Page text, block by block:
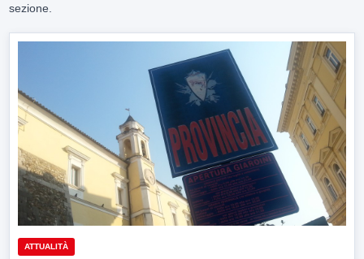
sezione.
ATTUALITÀ